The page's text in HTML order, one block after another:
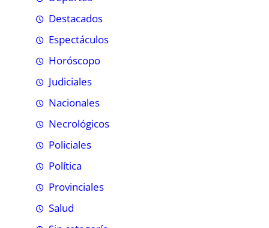
Destacados
Espectáculos
Horóscopo
Judiciales
Nacionales
Necrológicos
Policiales
Política
Provinciales
Salud